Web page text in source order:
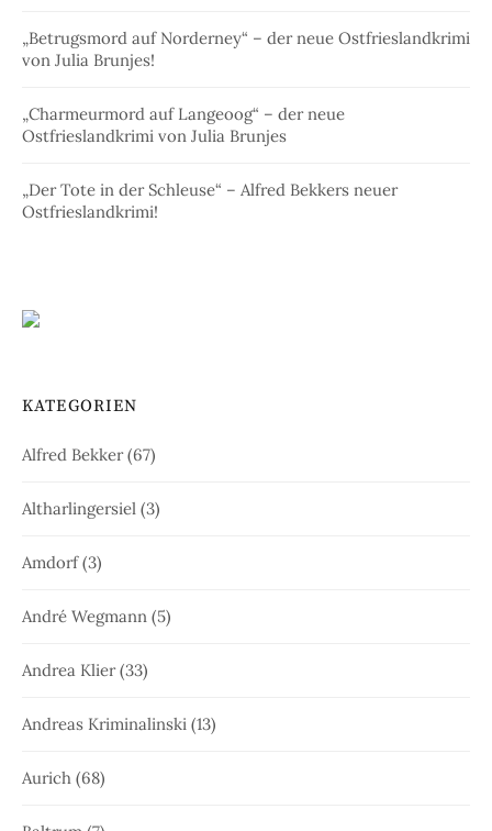
„Betrugsmord auf Norderney“ – der neue Ostfrieslandkrimi
von Julia Brunjes!
„Charmeurmord auf Langeoog“ – der neue
Ostfrieslandkrimi von Julia Brunjes
„Der Tote in der Schleuse“ – Alfred Bekkers neuer
Ostfrieslandkrimi!
KATEGORIEN
Alfred Bekker(67)
Altharlingersiel (3)
Amdorf(3)
André Wegmann (5)
Andrea Klier(33)
Andreas Kriminalinski (13)
Aurich (68)